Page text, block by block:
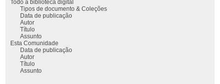
Todo a biblioteca digital
Tipos de documento & Coleções
Data de publicação
Autor
Título
Assunto
Esta Comunidade
Data de publicação
Autor
Título
Assunto